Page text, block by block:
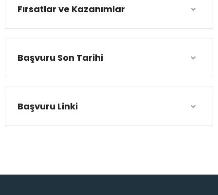
Fırsatlar ve Kazanımlar
Başvuru Son Tarihi
Başvuru Linki